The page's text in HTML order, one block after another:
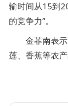
输时间从15到
的竞争力”。
金菲南表示
莲、香蕉等农